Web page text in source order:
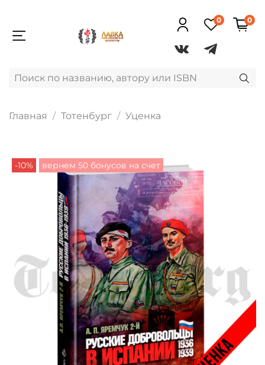
0 0
Главная Тотенбург Уценка
-10% вернем 50 бонусов на счет